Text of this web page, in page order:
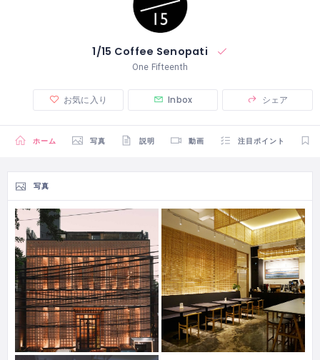
1/15 Coffee Senopati
One Fifteenth
お気に入り Inbox シェア
ホーム 写真 説明 動画 注目ポイント
写真